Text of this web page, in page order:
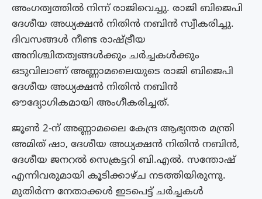
അംഗത്വത്തിൽ നിന്ന് രാജിവെച്ചു. രാജി ബിജെപി
ദേശീയ അധ്യക്ഷന്‍ നിതിന്‍ നബിന്‍ സ്വീകരിച്ചു.
ദിവസങ്ങൾ നീണ്ട രാഷ്ട്രീയ
അനിശ്ചിതത്വങ്ങൾക്കും ചർച്ചകൾക്കും
ഒടുവിലാണ് അണ്ണാമലൈയുടെ രാജി ബിജെപി
ദേശീയ അധ്യക്ഷൻ നിതിൻ നബിൻ
ഔദ്യോഗികമായി അംഗീകരിച്ചത്.
ജൂൺ 2-ന് അണ്ണാമലൈ കേന്ദ്ര ആഭ്യന്തര മന്ത്രി
അമിത് ഷാ, ദേശീയ അധ്യക്ഷൻ നിതിൻ നബിൻ,
ദേശീയ ജനറൽ സെക്രട്ടറി ബി.എൽ. സന്തോഷ്
എന്നിവരുമായി കൂടിക്കാഴ്ച നടത്തിയിരുന്നു.
മുതിർന്ന നേതാക്കൾ ഇടപെട്ട് ചർച്ചകൾ